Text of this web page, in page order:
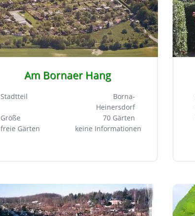
Am Bornaer Hang
Stadtteil
Borna-
Heinersdorf
Größe
70 Gärten
freie Gärten
keine Informationen